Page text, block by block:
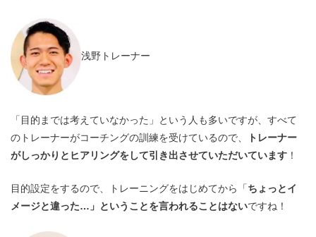
浅野トレーナー
「目的までは考えていなかった」という人も多いですが、すべて
のトレーナーがコーチングの訓練を受けているので、
トレーナー
がしっかりとヒアリングをして引き出させていただいています ！
目的設定をするので、トレーニングをはじめてから「ちょっとイ
メージと違った…」ということを言われることはないですね！